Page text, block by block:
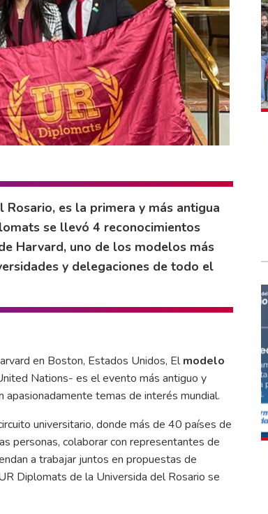
es la primera y más antigua
se llevó 4 reconocimientos
Harvard, uno de los modelos más
y delegaciones de todo el
en Boston, Estados Unidos, Elmodelo
Nations- es el evento más antiguo y
temas de interés mundial.
universitario, donde más de 40 países de
personas, colaborar con representantes de
a trabajar juntos en propuestas de
Diplomats de la Universida del Rosario se